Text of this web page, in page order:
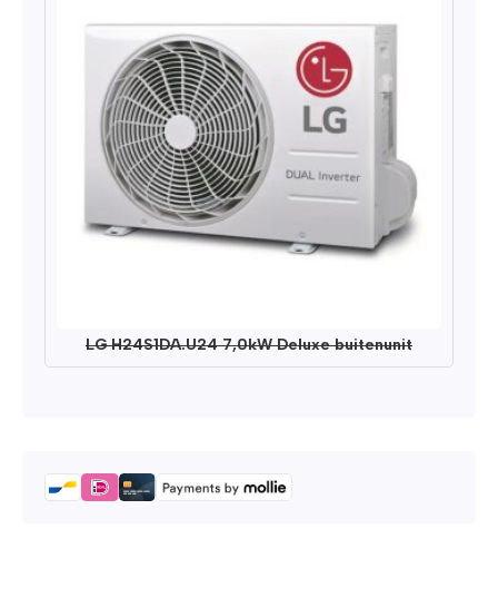
LG H24S1DA.U24 7,0kW Deluxe buitenunit